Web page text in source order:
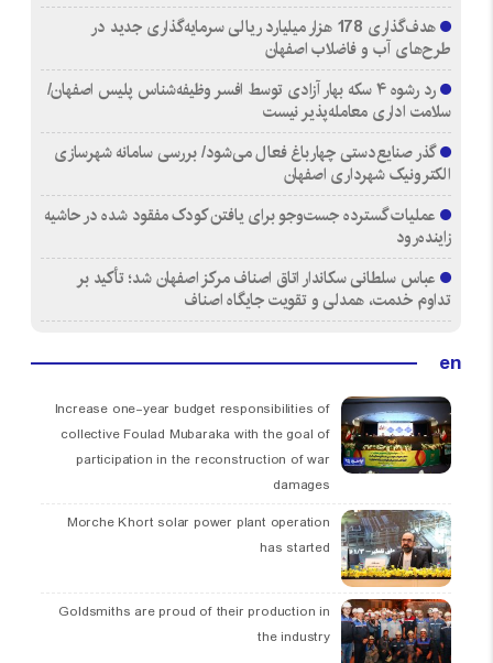
هدف‌گذاری 178 هزار میلیارد ریالی سرمایه‌گذاری جدید در
طرح‌های آب و فاضلاب اصفهان
رد رشوه ۴ سکه بهار آزادی توسط افسر وظیفه‌شناس پلیس اصفهان/
سلامت اداری معامله‌پذیر نیست
گذر صنایع‌دستی چهارباغ فعال می‌شود/ بررسی سامانه شهرسازی
الکترونیک شهرداری اصفهان
عملیات گسترده جست‌وجو برای یافتن کودک مفقود شده در حاشیه
زاینده‌رود
عباس سلطانی سکاندار اتاق اصناف مرکز اصفهان شد؛ تأکید بر
تداوم خدمت، همدلی و تقویت جایگاه اصناف
en
Increase one-year budget responsibilities of
collective Foulad Mubaraka with the goal of
participation in the reconstruction of war
damages
Morche Khort solar power plant operation
has started
Goldsmiths are proud of their production in
the industry